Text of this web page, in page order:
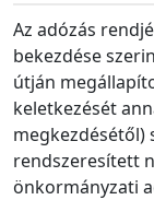
Az adózás
bekezdése
útján
keletkezését
megkezdésétől)
rendszeresített
önkormányzati